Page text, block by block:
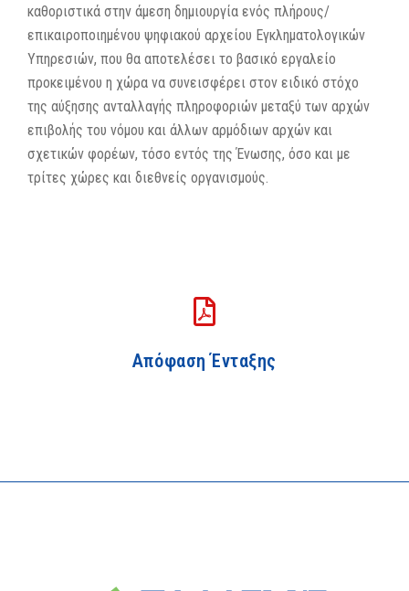
καθοριστικά στην άμεση δημιουργία ενός πλήρους/
επικαιροποιημένου ψηφιακού αρχείου Εγκληματολογικών
Υπηρεσιών, που θα αποτελέσει το βασικό εργαλείο
προκειμένου η χώρα να συνεισφέρει στον ειδικό στόχο
της αύξησης ανταλλαγής πληροφοριών μεταξύ των αρχών
επιβολής του νόμου και άλλων αρμόδιων αρχών και
σχετικών φορέων, τόσο εντός της Ένωσης, όσο και με
τρίτες χώρες και διεθνείς οργανισμούς.
Απόφαση Ένταξης